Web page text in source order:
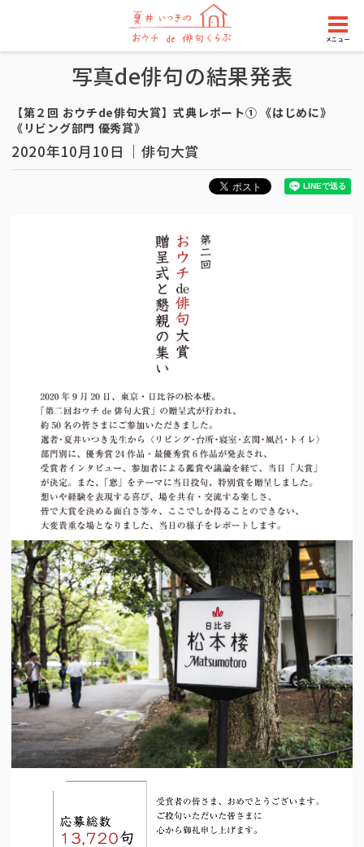
メニュー
写真de俳句の結果発表
【第２回 おウチde俳句大賞】式典レポート① 《はじめに》
《リビング部門 優秀賞》
2020年10月10日 俳句大賞